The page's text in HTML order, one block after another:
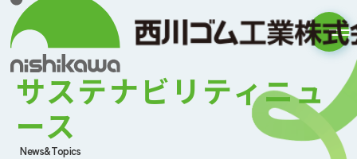
サステナビリティニュ
ース
News&Topics